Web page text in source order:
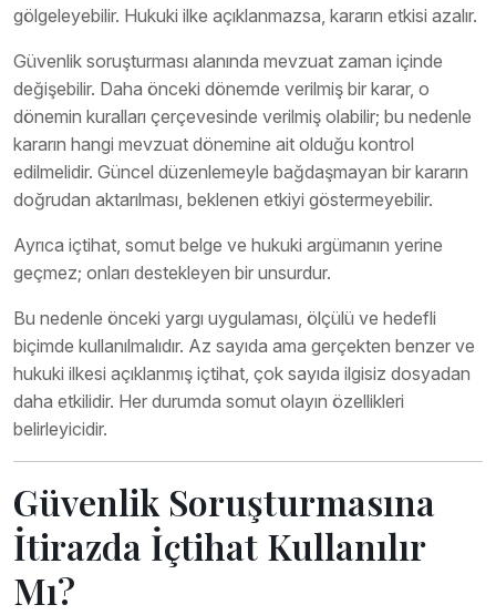
gölgeleyebilir. Hukuki ilke açıklanmazsa, kararın etkisi azalır.
Güvenlik soruşturması alanında mevzuat zaman içinde
değişebilir. Daha önceki dönemde verilmiş bir karar, o
dönemin kuralları çerçevesinde verilmiş olabilir; bu nedenle
kararın hangi mevzuat dönemine ait olduğu kontrol
edilmelidir. Güncel düzenlemeyle bağdaşmayan bir kararın
doğrudan aktarılması, beklenen etkiyi göstermeyebilir.
Ayrıca içtihat, somut belge ve hukuki argümanın yerine
geçmez; onları destekleyen bir unsurdur.
Bu nedenle önceki yargı uygulaması, ölçülü ve hedefli
biçimde kullanılmalıdır. Az sayıda ama gerçekten benzer ve
hukuki ilkesi açıklanmış içtihat, çok sayıda ilgisiz dosyadan
daha etkilidir. Her durumda somut olayın özellikleri
belirleyicidir.
Güvenlik Soruşturmasına
İtirazda İçtihat Kullanılır
Mı?